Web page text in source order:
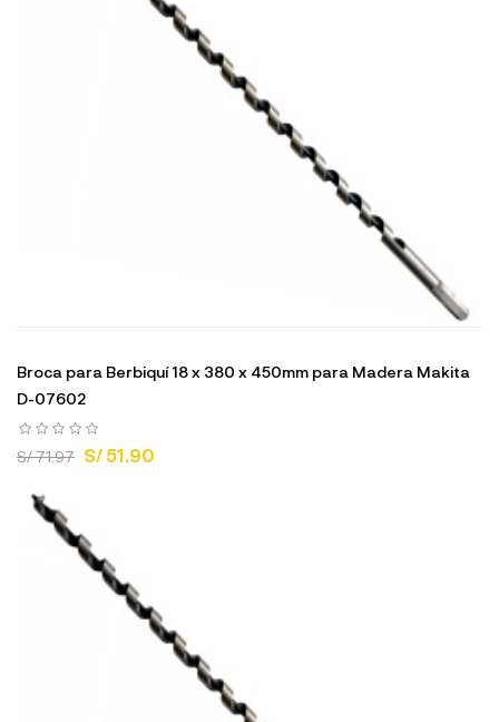
Broca para Berbiquí 18 x 380 x 450mm para Madera Makita
D-07602
S/ 71.97 S/ 51.90